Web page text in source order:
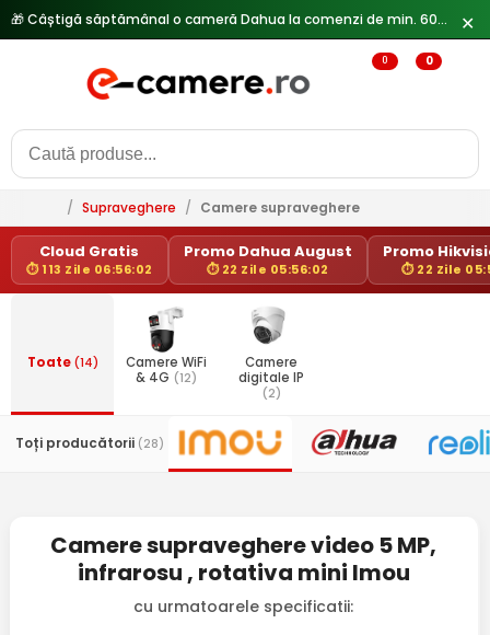
🎁 Câștigă săptămânal o cameră Dahua la comenzi de min. 600 lei — ✕
0 0
/ Supraveghere / Camere supraveghere
Cloud Gratis
⏱ 113 Zile 06:56:02
Promo Dahua August
⏱ 22 Zile 05:56:02
Promo
⏱ 22 Zile
Toate(14)
Camere WiFi
& 4G (12)
Camere
digitale IP
(2)
Toți producătorii (28)
Camere supraveghere video 5 MP,
infrarosu , rotativa mini Imou
cu urmatoarele specificatii: